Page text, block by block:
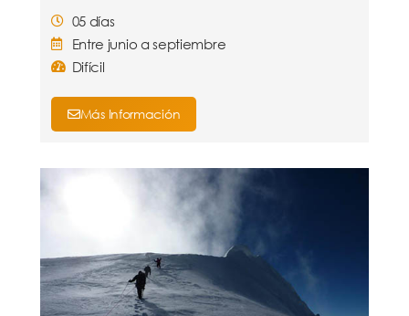
05 días
Entre junio a septiembre
Difícil
Más Información